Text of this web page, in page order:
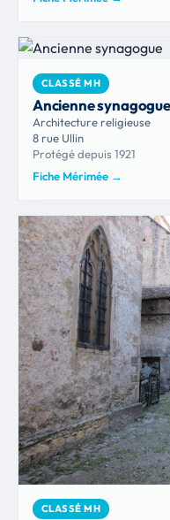
CLASSÉ MH
Ancienne synagogue
Architecture religieuse
8 rue Ullin
Protégé depuis 1921
Fiche Mérimée →
CLASSÉ MH